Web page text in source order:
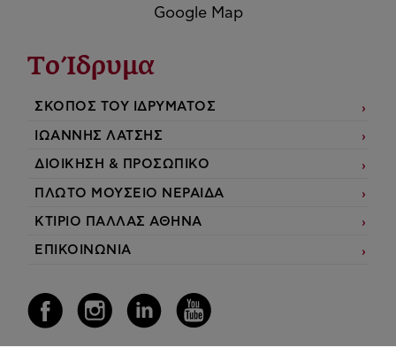
Google Map
Το Ίδρυμα
ΣΚΟΠΟΣ ΤΟΥ ΙΔΡΥΜΑΤΟΣ
ΙΩΑΝΝΗΣ ΛΑΤΣΗΣ
ΔΙΟΙΚΗΣΗ & ΠΡΟΣΩΠΙΚΟ
ΠΛΩΤΟ ΜΟΥΣΕΙΟ ΝΕΡΑΙΔΑ
ΚΤΙΡΙΟ ΠΑΛΛΑΣ ΑΘΗΝΑ
ΕΠΙΚΟΙΝΩΝΙΑ